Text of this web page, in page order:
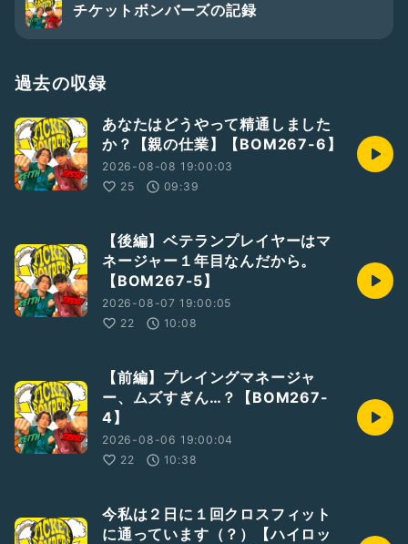
チケットボンバーズの記録
過去の収録
あなたはどうやって精通しました
か？【親の仕業】【BOM267-6】
2026-08-08 19:00:03
25
09:39
【後編】ベテランプレイヤーはマ
ネージャー１年目なんだから。
【BOM267-5】
2026-08-07 19:00:05
22
10:08
【前編】プレイングマネージャ
ー、ムズすぎん…？【BOM267-
4】
2026-08-06 19:00:04
22
10:38
今私は２日に１回クロスフィット
に通っています（？）【ハイロッ